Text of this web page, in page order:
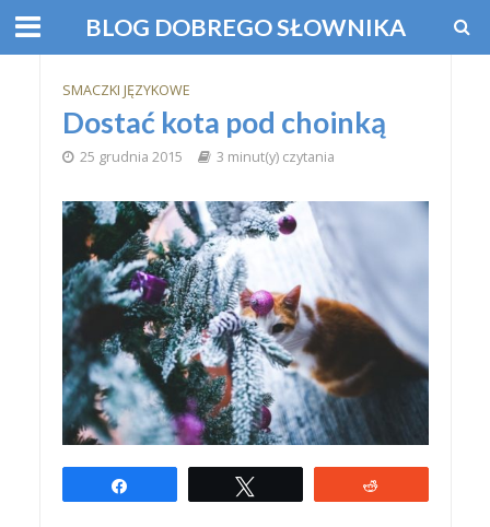
BLOG DOBREGO SŁOWNIKA
SMACZKI JĘZYKOWE
Dostać kota pod choinką
25 grudnia 2015 3 minut(y) czytania